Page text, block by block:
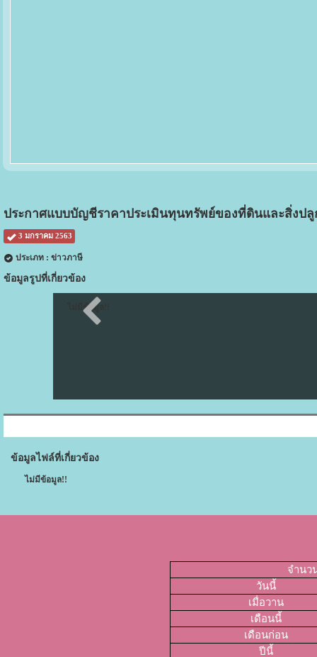
ประกาศแบบบัญชีราคาประเมินทุนทรัพย์ของที่ดินและสิ่งปลู
3 มกราคม 2563
ประเภท : ข่าวภาษี
ข้อมูลรูปที่เกี่ยวข้อง
ไม่มีข้อมูล!!
ข้อมูลไฟล์ที่เกี่ยวข้อง
ไม่มีข้อมูล!!
จำนว
วันนี้
เมื่อวาน
เดือนนี้
เดือนก่อน
ปีนี้